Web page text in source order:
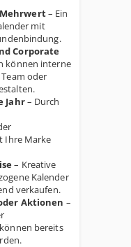
– Ein
mit
Corporate
können interne
oder
Jahr– Durch
Ihre Marke
– Kreative
Kalender
verkaufen.
Aktionen –
bereits